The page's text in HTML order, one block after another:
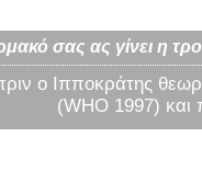
σας ας γίνει η
ο Ιπποκράτης
(WHO 1997) και